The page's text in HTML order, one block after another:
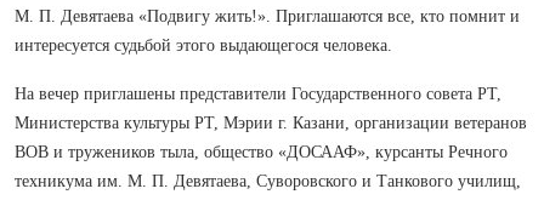
М. П. Девятаева «Подвигу жить!». Приглашаются все, кто помнит и
интересуется судьбой этого выдающегося человека.
На вечер приглашены представители Государственного совета РТ,
Министерства культуры РТ, Мэрии г. Казани, организации ветеранов
ВОВ и тружеников тыла, общество «ДОСААФ», курсанты Речного
техникума им. М. П. Девятаева, Суворовского и Танкового училищ,